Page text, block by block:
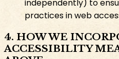
independently) to
practices in web accessibility.​​​​‌
4. HOW WE
ACCESSIBILITY